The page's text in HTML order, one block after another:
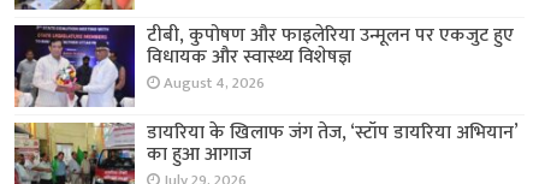
टीबी, कुपोषण और फाइलेरिया उन्मूलन पर एकजुट हुए
विधायक और स्वास्थ्य विशेषज्ञ
August 4, 2026
डायरिया के खिलाफ जंग तेज, ‘स्टॉप डायरिया अभियान’
का हुआ आगाज